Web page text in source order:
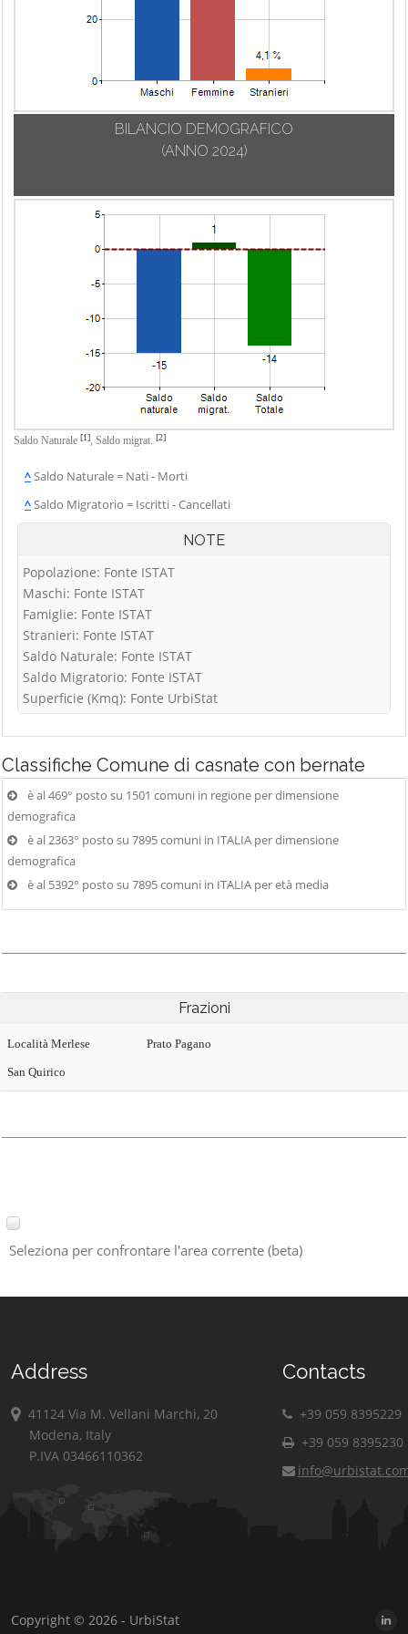
BILANCIO DEMOGRAFICO
(ANNO 2024)
Saldo Naturale [1], Saldo migrat. [2]
^Saldo Naturale = Nati - Morti
^Saldo Migratorio = Iscritti - Cancellati
NOTE
Popolazione: Fonte ISTAT
Maschi: Fonte ISTAT
Famiglie: Fonte ISTAT
Stranieri: Fonte ISTAT
Saldo Naturale: Fonte ISTAT
Saldo Migratorio: Fonte ISTAT
Superficie (Kmq): Fonte UrbiStat
Classifiche Comune di casnate con bernate
è al 469° posto su 1501 comuni in regione per dimensione
demografica
è al 2363° posto su 7895 comuni in ITALIA per dimensione
demografica
è al 5392° posto su 7895 comuni in ITALIA per età media
Frazioni
Località Merlese Prato Pagano
San Quirico
Seleziona per confrontare l'area corrente (beta)
Address
41124 Via M. Vellani Marchi, 20
Modena, Italy
P.IVA 03466110362
Contacts
+39 059 8395229
+39 059 8395230
Copyright © 2026 - UrbiStat